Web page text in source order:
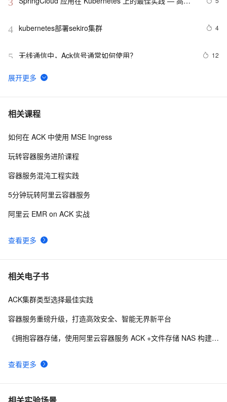
4 kubernetes部署sekiro集群 4
5 无线通信中，Ack信号通常如何使用？ 12
6
妙到毫巅，在阿里云容器服务中体验RAPIDS加速数据科
7 k8s 【策略】【资源管理】ResourceQuota（1）
8 k8s 删除命令空间namespace卡住解决方法
10大规模 K8s 集群管理经验分享 · 上篇
相关课程
查看更多
如何在 ACK 中使用 MSE Ingress
玩转容器服务进阶课程
容器服务混沌工程实践
5分钟玩转阿里云容器服务
阿里云 EMR on ACK 实战
相关电子书
查看更多
ACK集群类型选择最佳实践
容器服务重磅升级，打造高效安全、智能无界新平台
《拥抱容器存储，使用阿里云容器服务 ACK +文件存储 NAS 构建现代化企业应用》